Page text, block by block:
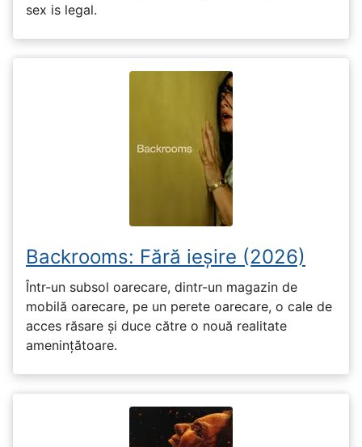
sex is legal.
Backrooms: Fără ieșire (2026)
Într-un subsol oarecare, dintr-un magazin de
mobilă oarecare, pe un perete oarecare, o cale de
acces răsare și duce către o nouă realitate
amenințătoare.